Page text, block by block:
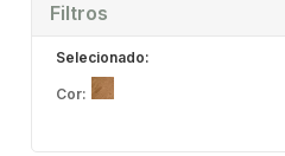
Filtros
Cor: